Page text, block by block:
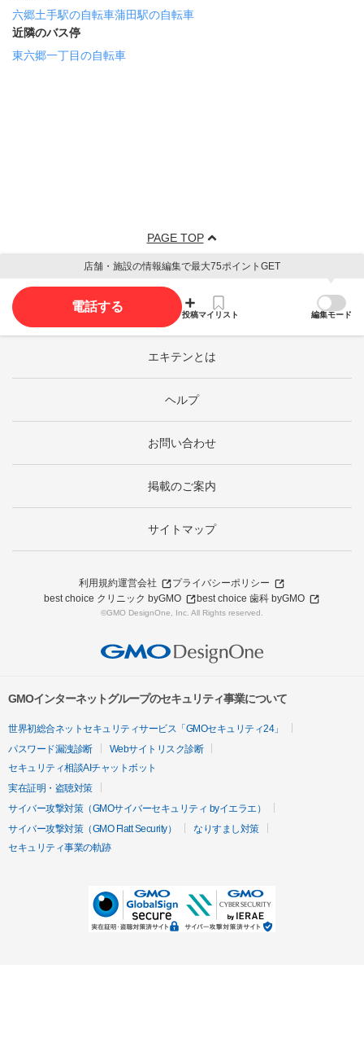
六郷土手駅の自転車蒲田駅の自転車
近隣のバス停
東六郷一丁目の自転車
PAGE TOP
店舗・施設の情報編集で最大75ポイントGET
電話する
投稿マイリスト 編集モード
エキテンとは
ヘルプ
お問い合わせ
掲載のご案内
サイトマップ
利用規約運営会社
プライバシーポリシー
best choice クリニック byGMO
best choice 歯科 byGMO
©GMO DesignOne, Inc. All Rights reserved.
GMOインターネットグループのセキュリティ事業について
世界初総合ネットセキュリティサービス「GMOセキュリティ24」
パスワード漏洩診断
Webサイトリスク診断
セキュリティ相談AIチャットボット
実在証明・盗聴対策
サイバー攻撃対策（GMOサイバーセキュリティ byイエラエ）
サイバー攻撃対策（GMO Flatt Security）
なりすまし対策
セキュリティ事業の軌跡